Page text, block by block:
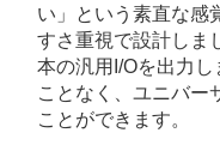
い」という素直な感
すさ重視で設計しま
本の汎用I/Oを出力
ことなく、ユニバー
ことができます。